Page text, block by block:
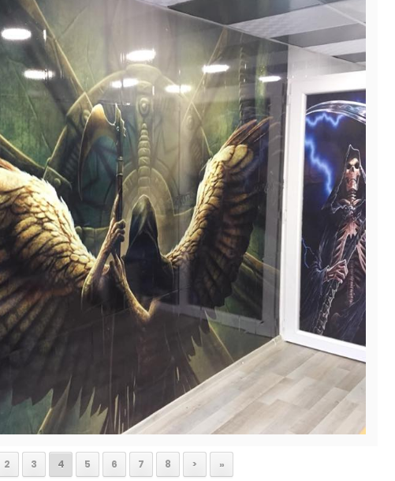
2 3 4 5 6 7 8 > »
08.05.2020
AEGON ABKA SİGORTA
AEGON ABKA SİGORTA Işıklı Tabela
İmalat Montaj Araz Reklam Dijital